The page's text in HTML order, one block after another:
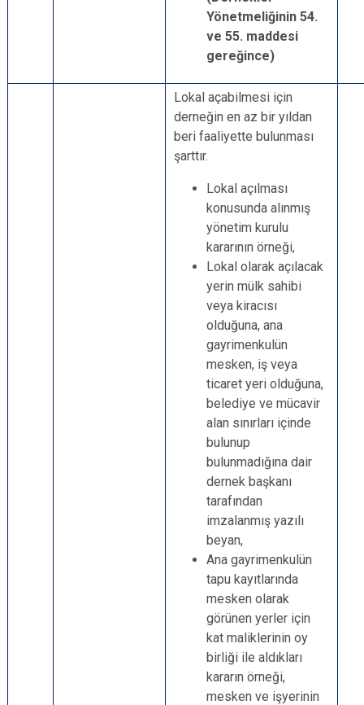
Yönetmeliğinin 54.
ve 55. maddesi
gereğince)
Lokal açabilmesi için
derneğin en az bir yıldan
beri faaliyette bulunması
şarttır.
Lokal açılması
konusunda alınmış
yönetim kurulu
kararının örneği,
Lokal olarak açılacak
yerin mülk sahibi
veya kiracısı
olduğuna, ana
gayrimenkulün
mesken, iş veya
ticaret yeri olduğuna,
belediye ve mücavir
alan sınırları içinde
bulunup
bulunmadığına dair
dernek başkanı
tarafından
imzalanmış yazılı
beyan,
Ana gayrimenkulün
tapu kayıtlarında
mesken olarak
görünen yerler için
kat maliklerinin oy
birliği ile aldıkları
kararın örneği,
mesken ve işyerinin